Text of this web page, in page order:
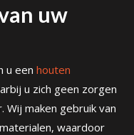
uw
u een houten
u zich geen zorgen
maken gebruik van
waardoor